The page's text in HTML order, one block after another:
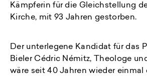
Kämpferin für die Gleichstellung
Kirche, mit 93 Jahren gestorben.
Der unterlegene Kandidat für das
Bieler Cédric Némitz, Theologe
wäre seit 40 Jahren wieder einmal